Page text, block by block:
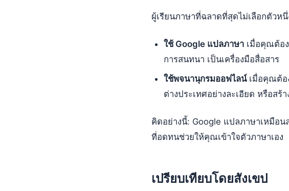
ผู้เรียนภาษาที่ฉลาดที่สุดไม่เลือกตัวห
ใช้ Google แปลภาษา เมื่อคุณต้อ
การสนทนา เป็นเครื่องมือสื่อสาร
ใช้พจนานุกรมออฟไลน์เมื่อคุณต้อ
ต่างประเทศอย่างละเอียด หรือส
คิดอย่างนี้: Google แปลภาษาเหมือ
ที่อดทนช่วยให้คุณเข้าใจตัวภาษาเอง
เปรียบเทียบโดยสังเขป